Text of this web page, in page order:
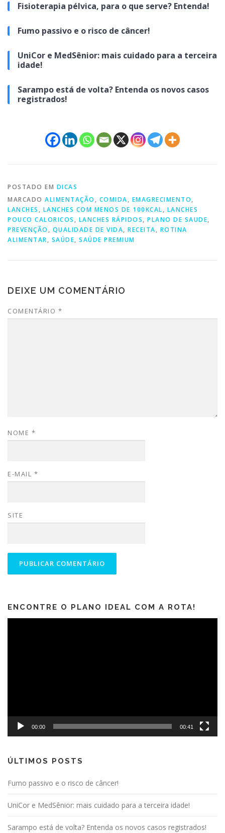
Fisioterapia pélvica, para o que serve? Entenda!
Fumo passivo e o risco de câncer!
UniCor e MedSênior: mais cuidado para a terceira
idade!
Sarampo está de volta? Entenda os novos casos
registrados!
POSTADO EM DICAS
MARCADO ALIMENTAÇÃO , COMIDA, EMAGRECIMENTO,
LANCHES , LANCHES COM MENOS DE 100KCAL, LANCHES
POUCO CALORICOS , LANCHES RÁPIDOS, PLANO DE SAUDE,
PREVENÇÃO , QUALIDADE DE VIDA, RECEITA, ROTINA
ALIMENTAR, SAÚDE, SAÚDE PREMIUM
DEIXE UM COMENTÁRIO
COMENTÁRIO *
NOME *
E-MAIL *
SITE
ENCONTRE O PLANO IDEAL COM A ROTA!
00:00 00:41
ÚLTIMOS POSTS
Fumo passivo e o risco de câncer!
UniCor e MedSênior: mais cuidado para a terceira idade!
Sarampo está de volta? Entenda os novos casos registrados!